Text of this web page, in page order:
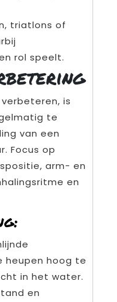
triatlons of
rol speelt.
is
te
van een
Focus op
arm- en
en
heupen hoog te
in het water.
en